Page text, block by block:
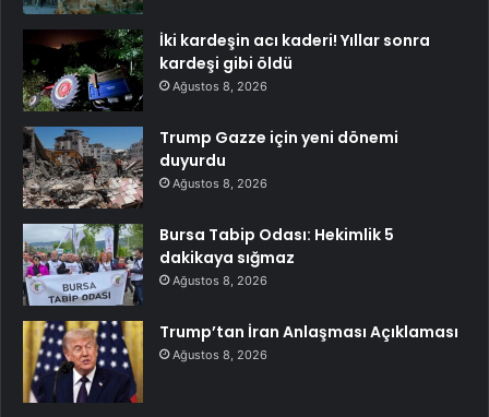
İki kardeşin acı kaderi! Yıllar sonra
kardeşi gibi öldü
Ağustos 8, 2026
Trump Gazze için yeni dönemi
duyurdu
Ağustos 8, 2026
Bursa Tabip Odası: Hekimlik 5
dakikaya sığmaz
Ağustos 8, 2026
Trump’tan İran Anlaşması Açıklaması
Ağustos 8, 2026